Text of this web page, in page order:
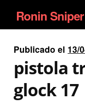
Ir
a
la
navegación
Ir
al
contenido
Ronin Sniper
EQUIPAMIENTO
PISTOLAS
Publicado el 13/
pistola
glock 17